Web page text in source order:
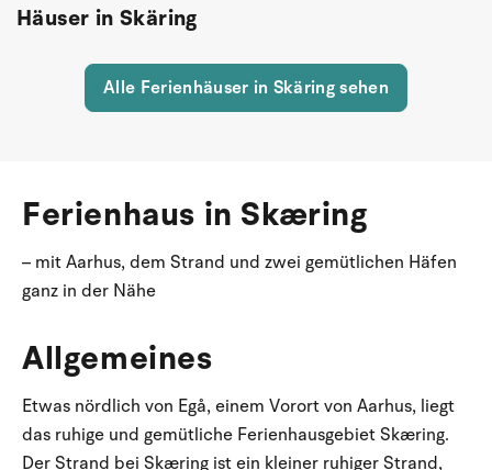
Häuser in Skäring
Alle Ferienhäuser in Skäring sehen
Ferienhaus in Skæring
– mit Aarhus, dem Strand und zwei gemütlichen Häfen
ganz in der Nähe
Allgemeines
Etwas nördlich von Egå, einem Vorort von Aarhus, liegt
das ruhige und gemütliche Ferienhausgebiet Skæring.
Der Strand bei Skæring ist ein kleiner ruhiger Strand,